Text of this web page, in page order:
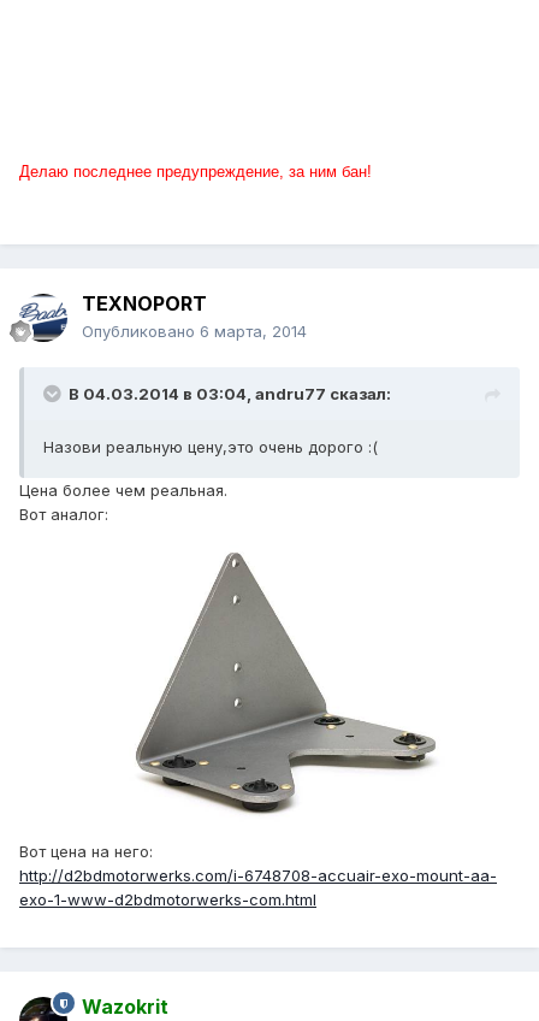
Делаю последнее предупреждение, за ним бан!
TEXNOPORT
Опубликовано 6 марта, 2014
В 04.03.2014 в 03:04, andru77 сказал:
Назови реальную цену,это очень дорого :(
Цена более чем реальная.
Вот аналог:
Вот цена на него:
http://d2bdmotorwerks.com/i-6748708-accuair-exo-mount-aa-
exo-1-www-d2bdmotorwerks-com.html
Wazokrit